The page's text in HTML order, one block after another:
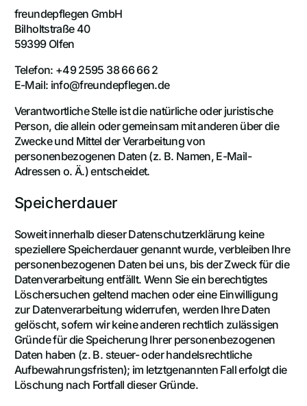
freundepflegen GmbH
Bilholtstraße 40
59399 Olfen
Telefon: +49 2595 38 66 66 2
E-Mail: info@freundepflegen.de
Verantwortliche Stelle ist die natürliche oder juristische
Person, die allein oder gemeinsam mit anderen über die
Zwecke und Mittel der Verarbeitung von
personenbezogenen Daten (z. B. Namen, E-Mail-
Adressen o. Ä.) entscheidet.
Speicherdauer
Soweit innerhalb dieser Datenschutzerklärung keine
speziellere Speicherdauer genannt wurde, verbleiben Ihre
personenbezogenen Daten bei uns, bis der Zweck für die
Datenverarbeitung entfällt. Wenn Sie ein berechtigtes
Löschersuchen geltend machen oder eine Einwilligung
zur Datenverarbeitung widerrufen, werden Ihre Daten
gelöscht, sofern wir keine anderen rechtlich zulässigen
Gründe für die Speicherung Ihrer personenbezogenen
Daten haben (z. B. steuer- oder handelsrechtliche
Aufbewahrungsfristen); im letztgenannten Fall erfolgt die
Löschung nach Fortfall dieser Gründe.